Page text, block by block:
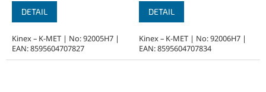
DETAIL
Kinex – K-MET | No: 92005H7 |
EAN: 8595604707827
DETAIL
Kinex – K-MET | No: 92006H7 |
EAN: 8595604707834